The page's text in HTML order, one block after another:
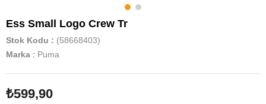
Ess Small Logo Crew Tr
Stok Kodu
(58668403)
Marka : Puma
₺599,90